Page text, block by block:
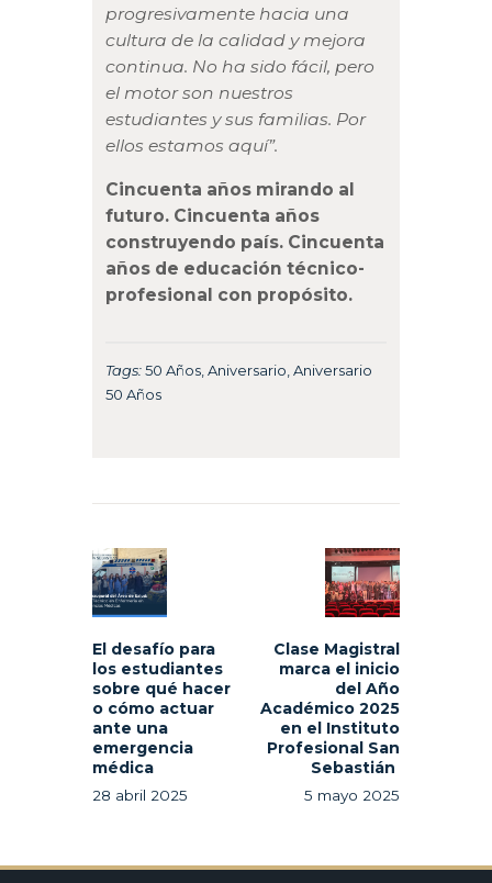
progresivamente hacia una
cultura de la calidad y mejora
continua. No ha sido fácil, pero
el motor son nuestros
estudiantes y sus familias. Por
ellos estamos aquí”.
Cincuenta años mirando al
futuro. Cincuenta años
construyendo país. Cincuenta
años de educación técnico-
profesional con propósito.
Tags: 50 Años ,Aniversario ,Aniversario
50 Años
de
entradas
Previous
post:
El desafío para
los estudiantes
sobre qué hacer
o cómo actuar
ante una
emergencia
médica
28 abril 2025
Clase Magistral
marca el inicio
del Año
Académico 2025
en el Instituto
Profesional San
Sebastián
5 mayo 2025